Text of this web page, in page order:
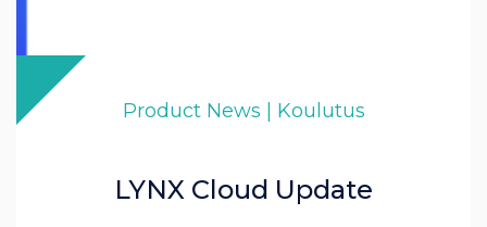
Product News | Koulutus
LYNX Cloud Update